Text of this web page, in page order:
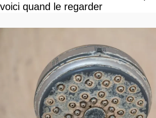
voici quand le regarder